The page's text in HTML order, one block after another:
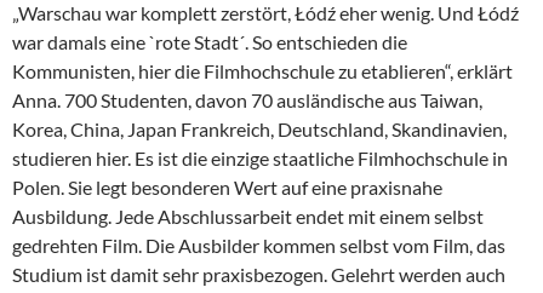
„Warschau war komplett zerstört, Łódź eher wenig. Und Łódź
war damals eine `rote Stadt´. So entschieden die
Kommunisten, hier die Filmhochschule zu etablieren“, erklärt
Anna. 700 Studenten, davon 70 ausländische aus Taiwan,
Korea, China, Japan Frankreich, Deutschland, Skandinavien,
studieren hier. Es ist die einzige staatliche Filmhochschule in
Polen. Sie legt besonderen Wert auf eine praxisnahe
Ausbildung. Jede Abschlussarbeit endet mit einem selbst
gedrehten Film. Die Ausbilder kommen selbst vom Film, das
Studium ist damit sehr praxisbezogen. Gelehrt werden auch